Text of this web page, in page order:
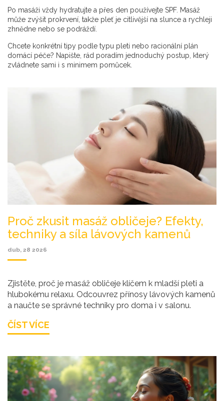
Po masáži vždy hydratujte a přes den používejte SPF. Masáž
může zvýšit prokrvení, takže pleť je citlivější na slunce a rychleji
zhnědne nebo se podráždí.
Chcete konkrétní tipy podle typu pleti nebo racionální plán
domácí péče? Napište, rád poradím jednoduchý postup, který
zvládnete sami i s minimem pomůcek.
Proč zkusit masáž obličeje? Efekty,
techniky a síla lávových kamenů
dub, 28 2026
Zjistěte, proč je masáž obličeje klíčem k mladší pleti a
hlubokému relaxu. Odcouvrez přínosy lávových kamenů
a naučte se správné techniky pro doma i v salonu.
ČÍST VÍCE